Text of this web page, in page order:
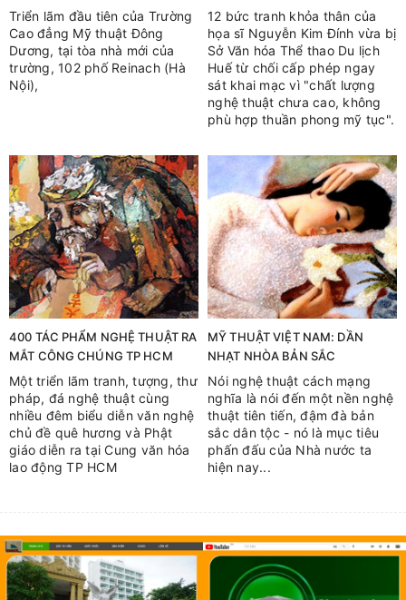
Triển lãm đầu tiên của Trường
Cao đẳng Mỹ thuật Đông
Dương, tại tòa nhà mới của
trường, 102 phố Reinach (Hà
Nội),
12 bức tranh khỏa thân của
họa sĩ Nguyễn Kim Đính vừa bị
Sở Văn hóa Thể thao Du lịch
Huế từ chối cấp phép ngay
sát khai mạc vì "chất lượng
nghệ thuật chưa cao, không
phù hợp thuần phong mỹ tục".
400 TÁC PHẨM NGHỆ THUẬT RA
MẮT CÔNG CHÚNG TP HCM
Một triển lãm tranh, tượng, thư
pháp, đá nghệ thuật cùng
nhiều đêm biểu diễn văn nghệ
chủ đề quê hương và Phật
giáo diễn ra tại Cung văn hóa
lao động TP HCM
MỸ THUẬT VIỆT NAM: DẦN
NHẠT NHÒA BẢN SẮC
Nói nghệ thuật cách mạng
nghĩa là nói đến một nền nghệ
thuật tiên tiến, đậm đà bản
sắc dân tộc - nó là mục tiêu
phấn đấu của Nhà nước ta
hiện nay...